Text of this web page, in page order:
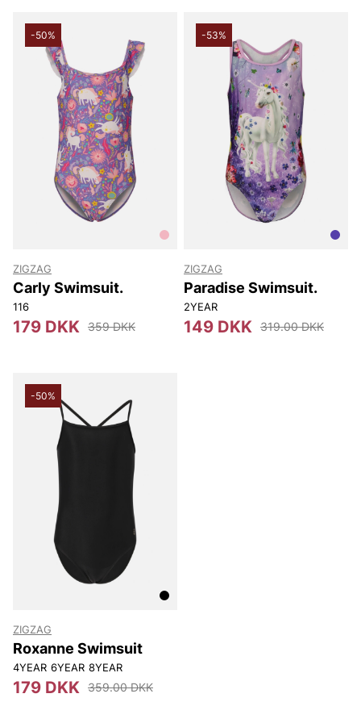
-50%
ZIGZAG
Carly Swimsuit.
116
179 DKK 359 DKK
-53%
ZIGZAG
Paradise Swimsuit.
2YEAR
149 DKK 319.00 DKK
-50%
ZIGZAG
Roxanne Swimsuit
4YEAR 6YEAR 8YEAR
179 DKK 359.00 DKK